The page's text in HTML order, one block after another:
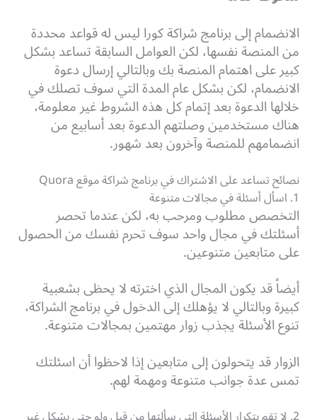
الانضمام إلى برنامج شراكة كورا ليس له قواعد محددة
من المنصة نفسها، لكن العوامل السابقة تساعد بشكل
كبير على اهتمام المنصة بك وبالتالي إرسال دعوة
الانضمام، لكن بشكل عام المدة التي سوف تصلك في
خلالها الدعوة بعد إتمام كل هذه الشروط غير معلومة،
هناك مستخدمين وصلتهم الدعوة بعد أسابيع من
انضمامهم للمنصة وآخرون بعد شهور.
نصائح تساعد على الاشتراك في برنامج شراكة موقع Quora
1. اسأل أسئلة في مجالات متنوعة
التخصص مطلوب ومرحب به، لكن عندما تحصر
أسئلتك في مجال واحد سوف تحرم نفسك من الحصول
على متابعين متنوعين.
أيضاً قد يكون المجال الذي اخترته لا يحظى بشعبية
كبيرة وبالتالي لا يؤهلك إلى الدخول في برنامج الشراكة،
تنوع الأسئلة يجذب زوار مهتمين بمجالات متنوعة.
الزوار قد يتحولون إلى متابعين إذا لاحظوا أن اسئلتك
تمس عدة جوانب متنوعة ومهمة لهم.